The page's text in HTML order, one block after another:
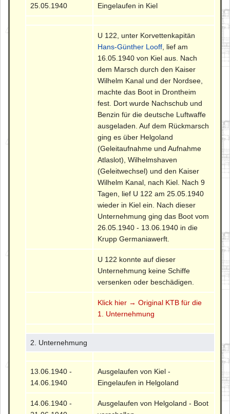
25.05.1940
Eingelaufen in Kiel
U 122, unter Korvettenkapitän
Hans-Günther Looff , lief am
16.05.1940 von Kiel aus. Nach
dem Marsch durch den Kaiser
Wilhelm Kanal und der Nordsee,
machte das Boot in Drontheim
fest. Dort wurde Nachschub und
Benzin für die deutsche Luftwaffe
ausgeladen. Auf dem Rückmarsch
ging es über Helgoland
(Geleitaufnahme und Aufnahme
Atlaslot), Wilhelmshaven
(Geleitwechsel) und den Kaiser
Wilhelm Kanal, nach Kiel. Nach 9
Tagen, lief U 122 am 25.05.1940
wieder in Kiel ein. Nach dieser
Unternehmung ging das Boot vom
26.05.1940 - 13.06.1940 in die
Krupp Germaniawerft.
U 122 konnte auf dieser
Unternehmung keine Schiffe
versenken oder beschädigen.
Klick hier → Original KTB für die
1. Unternehmung
2. Unternehmung
13.06.1940 -
14.06.1940
Ausgelaufen von Kiel -
Eingelaufen in Helgoland
14.06.1940 -
Ausgelaufen von Helgoland - Boot